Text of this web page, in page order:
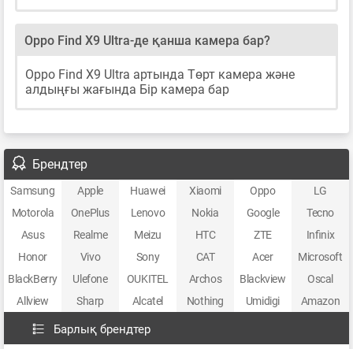
Oppo Find X9 Ultra-де қанша камера бар?
Oppo Find X9 Ultra артында Төрт камера және
алдыңғы жағында Бір камера бар
Брендтер
Samsung Apple Huawei Xiaomi Oppo
LG
Motorola
OnePlus Lenovo Nokia Google
Tecno
Asus
Realme Meizu HTC ZTE
Infinix
Honor
Vivo Sony CAT Acer
Microsoft
BlackBerry
Ulefone OUKITEL Archos Blackview
Oscal
Allview
Sharp Alcatel Nothing Umidigi Amazon
Барлық брендтер